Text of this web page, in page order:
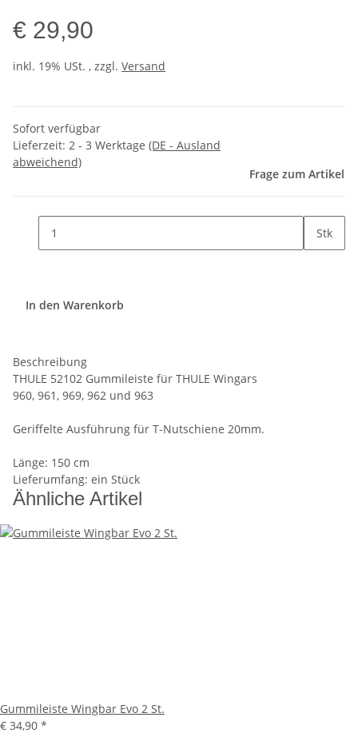
€ 29,90
inkl. 19% USt. , zzgl. Versand
Sofort verfügbar
Lieferzeit: 2 - 3 Werktage (DE - Ausland
abweichend)
Frage zum Artikel
Stk
In den Warenkorb
Beschreibung
THULE 52102 Gummileiste für THULE Wingars
960, 961, 969, 962 und 963
Geriffelte Ausführung für T-Nutschiene 20mm.
Länge: 150 cm
Lieferumfang: ein Stück
Ähnliche Artikel
Gummileiste Wingbar Evo 2 St.
€ 34,90 *